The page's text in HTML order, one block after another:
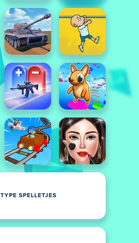
TYPE SPELLETJES